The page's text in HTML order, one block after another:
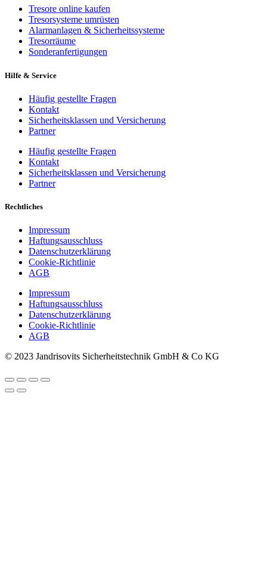
Tresore online kaufen
Tresorsysteme umrüsten
Alarmanlagen & Sicherheitssysteme
Tresorräume
Sonderanfertigungen
Hilfe & Service
Häufig gestellte Fragen
Kontakt
Sicherheitsklassen und Versicherung
Partner
Häufig gestellte Fragen
Kontakt
Sicherheitsklassen und Versicherung
Partner
Rechtliches
Impressum
Haftungsausschluss
Datenschutzerklärung
Cookie-Richtlinie
AGB
Impressum
Haftungsausschluss
Datenschutzerklärung
Cookie-Richtlinie
AGB
© 2023 Jandrisovits Sicherheitstechnik GmbH & Co KG